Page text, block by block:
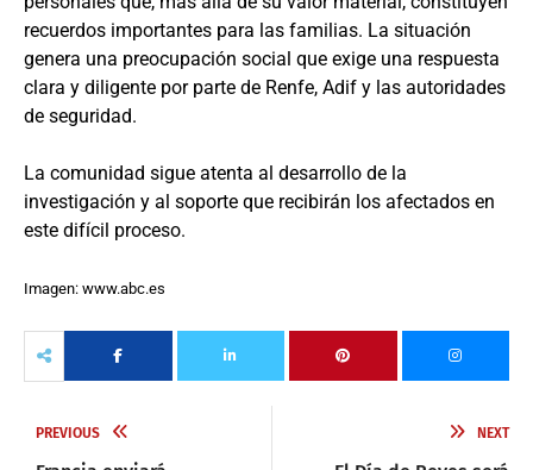
recuerdos importantes para las familias. La situación
genera una preocupación social que exige una respuesta
clara y diligente por parte de Renfe, Adif y las autoridades
de seguridad.
La comunidad sigue atenta al desarrollo de la
investigación y al soporte que recibirán los afectados en
este difícil proceso.
Imagen: www.abc.es
PREVIOUS NEXT